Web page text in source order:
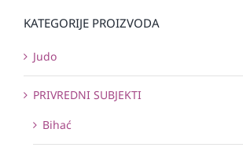
KATEGORIJE PROIZVODA
Judo
PRIVREDNI SUBJEKTI
Bihać